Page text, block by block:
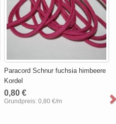
Paracord Schnur fuchsia himbeere
Kordel
0,80 €
Grundpreis:0,80 €/m